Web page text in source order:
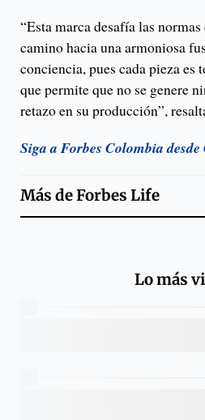
“Esta marca desafía las
camino hacia una armoniosa
conciencia, pues cada pieza es
que permite que no se genere
retazo en su producción”,
Siga a Forbes Colombia desde
Más deForbes Life
Lo más